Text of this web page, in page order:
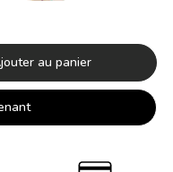
au panier